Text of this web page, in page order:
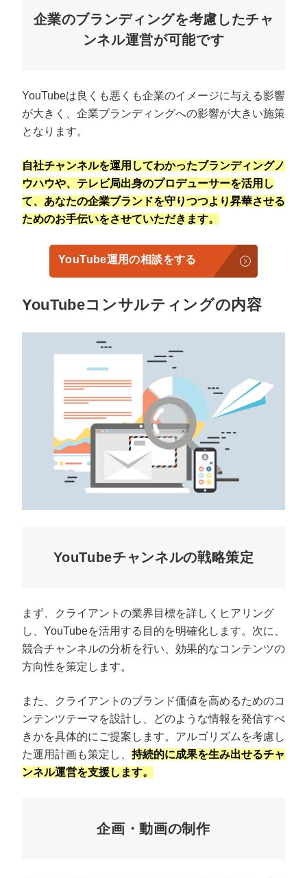
企業のブランディングを考慮したチャ
ンネル運営が可能です
YouTubeは良くも悪くも企業のイメージに与える影響
が大きく、企業ブランディングへの影響が大きい施策
となります。
自社チャンネルを運用してわかったブランディングノ
ウハウや、テレビ局出身のプロデューサーを活用し
て、あなたの企業ブランドを守りつつより昇華させる
ためのお手伝いをさせていただきます。
YouTube運用の相談をする
YouTubeコンサルティングの内容
YouTubeチャンネルの戦略策定
まず、クライアントの業界目標を詳しくヒアリング
し、YouTubeを活用する目的を明確化します。次に、
競合チャンネルの分析を行い、効果的なコンテンツの
方向性を策定します。
また、クライアントのブランド価値を高めるためのコ
ンテンツテーマを設計し、どのような情報を発信すべ
きかを具体的にご提案します。アルゴリズムを考慮し
た運用計画も策定し、 持続的に成果を生み出せるチャ
ンネル運営を支援します。
企画・動画の制作